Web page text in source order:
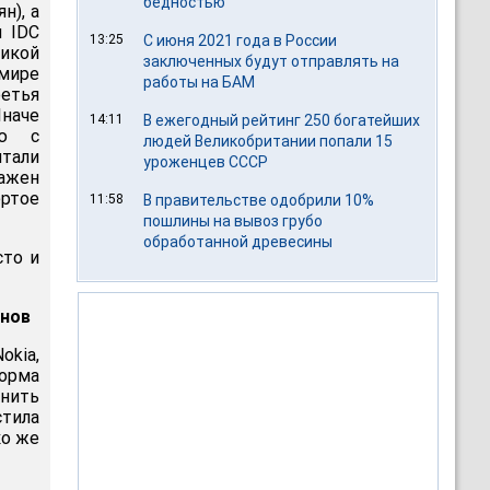
а
IDC
с
и
же
13:25
С июня 2021 года в России
заключенных будут отправлять на
работы на БАМ
14:11
В ежегодный рейтинг 250 богатейших
людей Великобритании попали 15
уроженцев СССР
11:58
В правительстве одобрили 10%
пошлины на вывоз грубо
обработанной древесины